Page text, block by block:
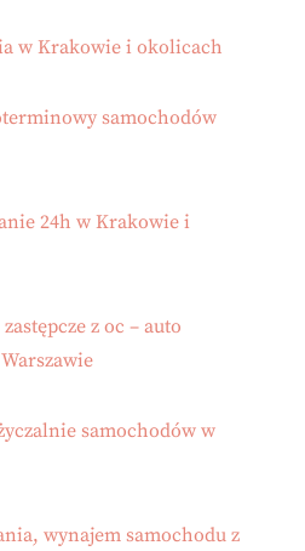
w Krakowie i okolicach
samochodów
24h w Krakowie i
z oc – auto
samochodów w
wynajem samochodu z